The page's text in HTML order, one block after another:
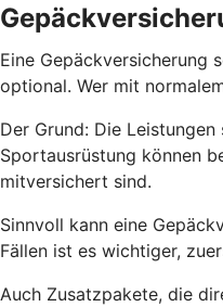
Eine Gepäckversicherung
optional. Wer mit
Der Grund: Die
Sportausrüstung können
mitversichert sind.
Sinnvoll kann eine
Fällen ist es wichtiger,
Auch Zusatzpakete, die